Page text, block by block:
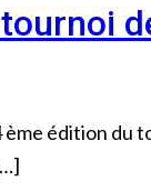
ème édition du